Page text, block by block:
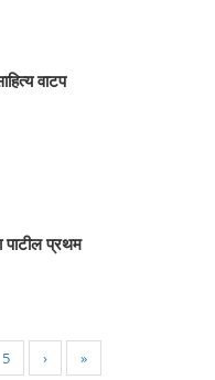
वाटप
पाटील प्रथम
5 › »